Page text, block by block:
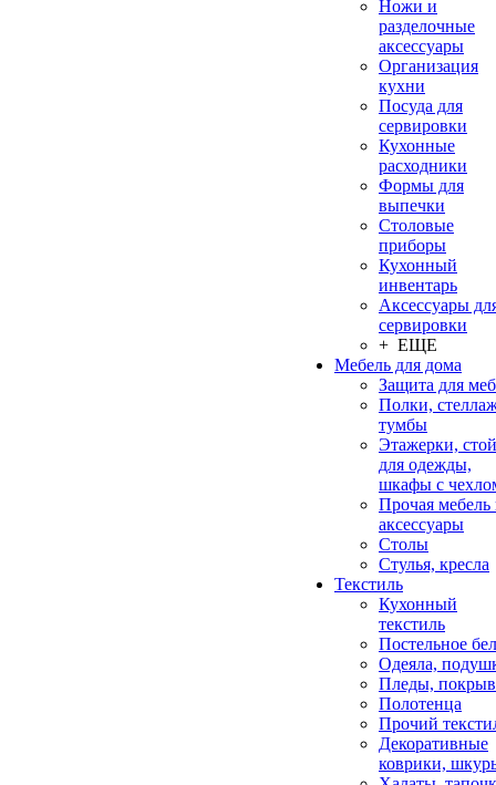
Ножи и
разделочные
аксессуары
Организация
кухни
Посуда для
сервировки
Кухонные
расходники
Формы для
выпечки
Столовые
приборы
Кухонный
инвентарь
Аксессуары
сервировки
+ ЕЩЕ
Мебель для дома
Защита для
Полки,
тумбы
Этажерки,
для одежды,
шкафы с
Прочая мебель
аксессуары
Столы
Стулья, кресла
Текстиль
Кухонный
текстиль
Постельное
Одеяла,
Пледы,
Полотенца
Прочий
Декоративные
коврики,